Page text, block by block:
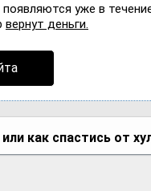
уже в
вернут деньги.
как спастись от